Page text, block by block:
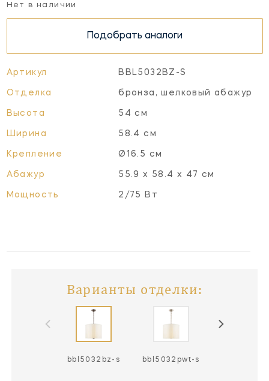
Нет в наличии
Подобрать аналоги
Артикул BBL5032BZ-S
Отделка бронза, шелковый абажур
Высота 54 см
Ширина 58.4 см
Крепление Ø16.5 см
Абажур 55.9 x 58.4 x 47 см
Мощность 2/75 Вт
Варианты отделки:
bbl5032bz-s bbl5032pwt-s